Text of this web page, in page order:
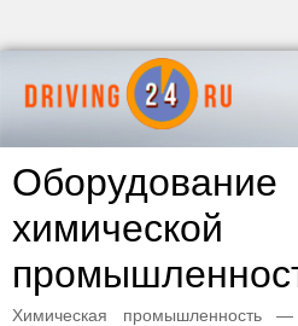
химической
Химическая промышленность